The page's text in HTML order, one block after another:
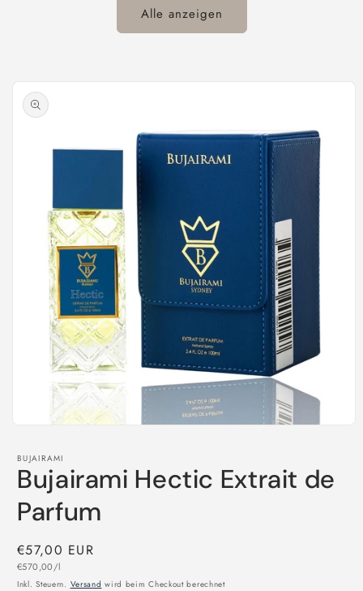
Alle anzeigen
in
Modal
öffnen
BUJAIRAMI
Bujairami Hectic Extrait de
Parfum
Normaler
Preis
€57,00 EUR
Grundpreis
€570,00/l
Inkl. Steuern. Versand wird beim Checkout berechnet